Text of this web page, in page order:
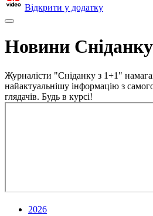
Відкрити у додатку
Новини
Журналісти "Сніданку з 1+1"
найактуальнішу інформацію з
глядачів. Будь в курсі!
2026